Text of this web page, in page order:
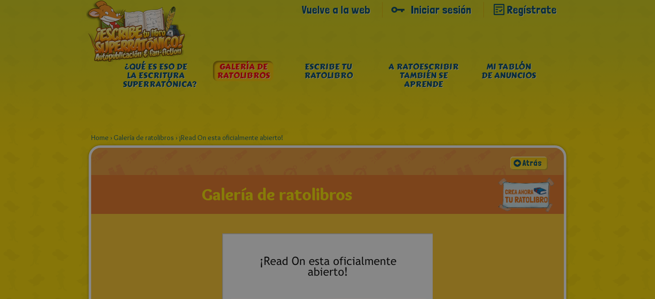
Vuelve a la web Iniciar sesión Regístrate
¿QUÉ ES ESO DE
LA ESCRITURA
SUPERRATÓNICA?
GALERÍA DE
RATOLIBROS
ESCRIBE TU
RATOLIBRO
A RATOESCRIBIR
TAMBIÉN SE
APRENDE
MI TABLÓN
DE ANUNCIOS
Home › Galería de ratolibros › ¡Read On esta oficialmente abierto!
Galería de ratolibros
Atrás